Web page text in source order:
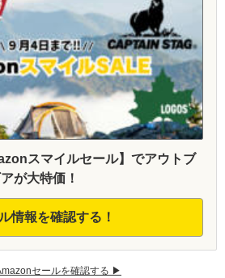
スマイルセール】でアウトブ
が大特価！
情報を確認する！
セールを確認する ▶︎